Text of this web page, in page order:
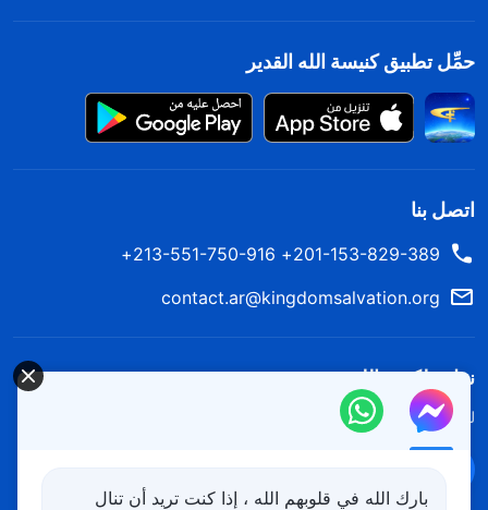
حمِّل تطبيق كنيسة الله القدير
اتصل بنا
201-153-829-389+ 213-551-750-916+
contact.ar@kingdomsalvation.org
نزل ملكوت الله.
لقد نزلت المملكة بالفعل إلى الأرض! هل تريد دخوله؟
بارك الله في قلوبهم الله ، إذا كنت تريد أن تنال